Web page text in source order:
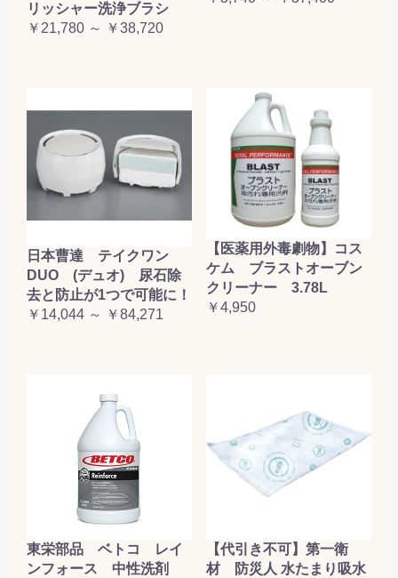
リッシャー洗浄ブラシ
￥21,780 ～ ￥38,720
日本曹達 テイクワン
DUO (デュオ) 尿石除
去と防止が1つで可能に！
￥14,044 ～ ￥84,271
【医薬用外毒劇物】コス
ケム ブラストオーブン
クリーナー 3.78L
￥4,950
東栄部品 ベトコ レイ
ンフォース 中性洗剤
【代引き不可】第一衛
材 防災人 水たまり吸水